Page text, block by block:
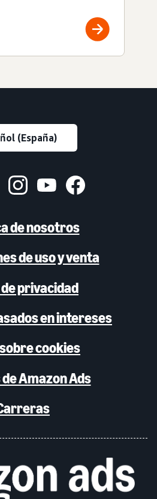
de nosotros
de uso y venta
privacidad
en intereses
cookies
Amazon Ads